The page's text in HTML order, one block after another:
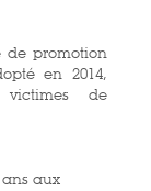
de promotion
en 2014,
victimes de
ans aux